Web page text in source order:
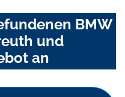
BMW
und
an